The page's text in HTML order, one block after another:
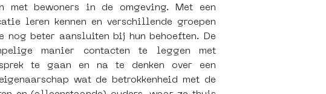
met bewoners in de omgeving. Met een
leren kennen en verschillende groepen
nog beter aansluiten bij hun behoeften. De
manier contacten te leggen met
te gaan en na te denken over een
wat de betrokkenheid met de